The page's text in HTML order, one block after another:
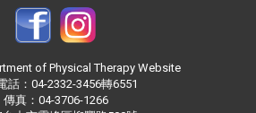
of Physical Therapy Website
話：04-2332-3456轉6551
傳真：04-3706-1266